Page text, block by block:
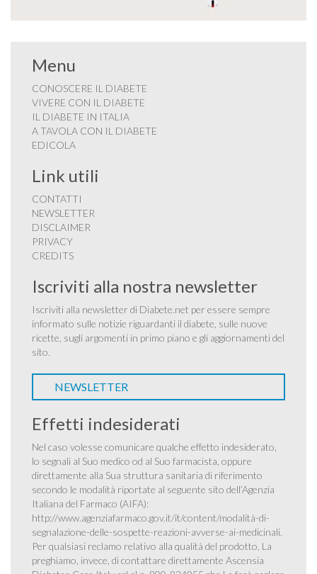
Menu
CONOSCERE IL DIABETE
VIVERE CON IL DIABETE
IL DIABETE IN ITALIA
A TAVOLA CON IL DIABETE
EDICOLA
Link utili
CONTATTI
NEWSLETTER
DISCLAIMER
PRIVACY
CREDITS
Iscriviti alla nostra newsletter
Iscriviti alla newsletter di Diabete.net per essere sempre
informato sulle notizie riguardanti il diabete, sulle nuove
ricette, sugli argomenti in primo piano e gli aggiornamenti del
sito.
NEWSLETTER
Effetti indesiderati
Nel caso volesse comunicare qualche effetto indesiderato,
lo segnali al Suo medico od al Suo farmacista, oppure
direttamente alla Sua struttura sanitaria di riferimento
secondo le modalità riportate al seguente sito dell’Agenzia
Italiana del Farmaco (AIFA):
http://www.agenziafarmaco.gov.it/it/content/modalità-di-
segnalazione-delle-sospette-reazioni-avverse-ai-medicinali.
Per qualsiasi reclamo relativo alla qualità del prodotto, La
preghiamo, invece, di contattare direttamente Ascensia